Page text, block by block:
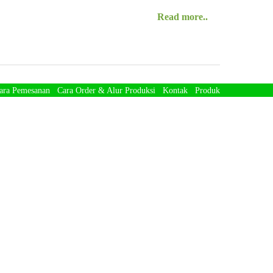
Read more..
Pemesanan Cara Order & Alur Produksi Kontak Produk